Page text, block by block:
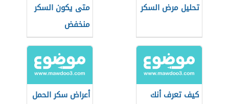
تحليل مرض السكر
متى يكون السكر
منخفض
كيف تعرف أنك
أعراض سكر الحمل